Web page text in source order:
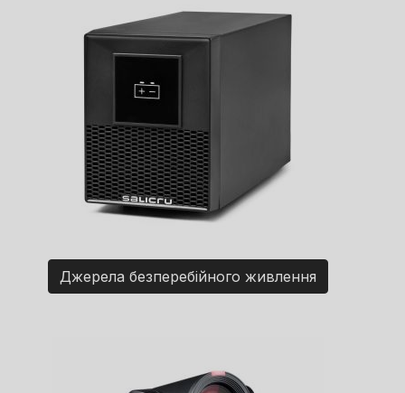
Джерела безперебійного живлення